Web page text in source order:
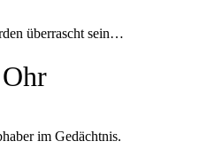
überrascht sein…
im Gedächtnis.